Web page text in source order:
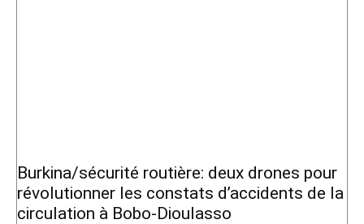
Burkina/sécurité routière: deux drones pour
révolutionner les constats d’accidents de la
circulation à Bobo-Dioulasso